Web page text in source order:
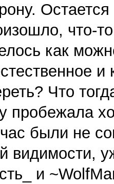
что-
как
Что
пробежала
были не
видимости,
и